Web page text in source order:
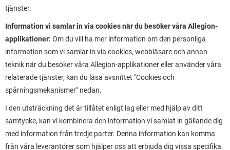
tjänster.
Information vi samlar in via cookies när du besöker våra Allegion-
applikationer: Om du vill ha mer information om den personliga
information som vi samlar in via cookies, webbläsare och annan
teknik när du besöker våra Allegion-applikationer eller använder våra
relaterade tjänster, kan du läsa avsnittet "Cookies och
spårningsmekanismer" nedan.
I den utsträckning det är tillåtet enligt lag eller med hjälp av ditt
samtycke, kan vi kombinera den information vi samlat in gällande dig
med information från tredje parter. Denna information kan komma
från våra leverantörer som hjälper oss att erbjuda dig vissa specifika